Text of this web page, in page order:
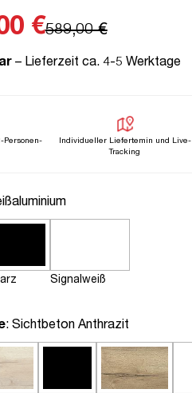
€589,00 €
– Lieferzeit ca. 4-5 Werktage
Personen-
Individueller Liefertemin und Live-
Tracking
Signalweiß
auswählen
: Sichtbeton Anthrazit